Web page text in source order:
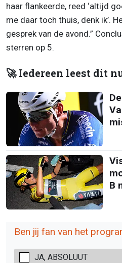
haar flankeerde, reed ‘altijd
me daar toch thuis, denk ik’.
gesprek van de avond.”
sterren op 5.
🚀 Iedereen leest dit
B
Ben jij fan van het
JA, ABSOLUUT